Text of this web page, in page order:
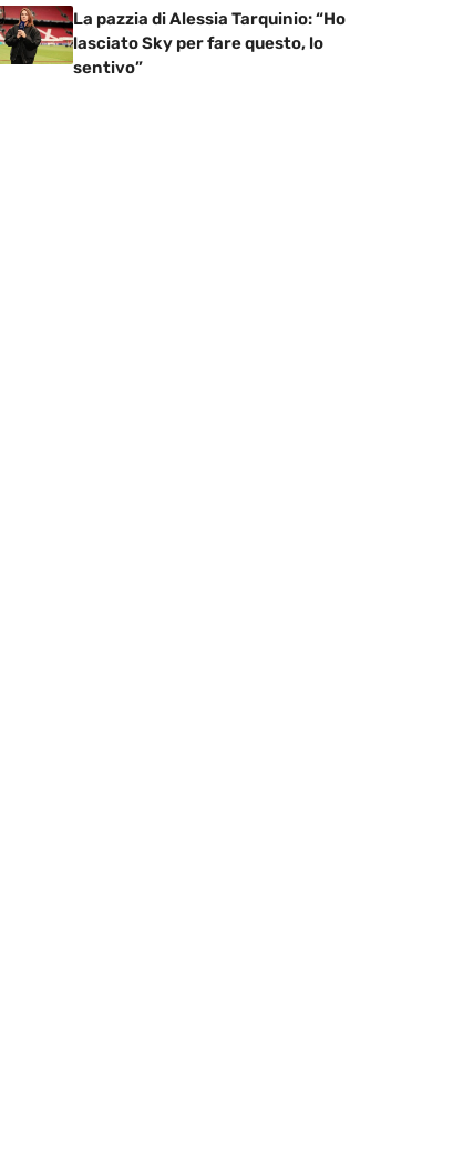
La pazzia di Alessia Tarquinio: “Ho
lasciato Sky per fare questo, lo
sentivo”